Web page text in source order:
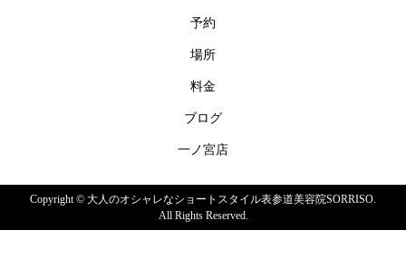
予約
場所
料金
ブログ
一ノ宮店
Copyright © 大人のオシャレなショートスタイル表参道美容院SORRISO.
All Rights Reserved.